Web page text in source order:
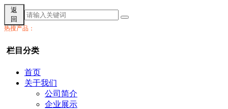
返
回
热搜产品：
栏目分类
首页
关于我们
公司简介
企业展示